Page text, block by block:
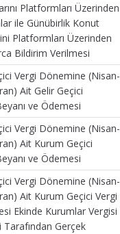
Platformları Üzerinden
ile Günübirlik Konut
Platformları Üzerinden
Bildirim Verilmesi
Vergi Dönemine (Nisan-
Ait Gelir Geçici
ve Ödemesi
Vergi Dönemine (Nisan-
Ait Kurum Geçici
ve Ödemesi
Vergi Dönemine (Nisan-
Ait Kurum Geçici Vergi
Ekinde Kurumlar Vergisi
Gerçek